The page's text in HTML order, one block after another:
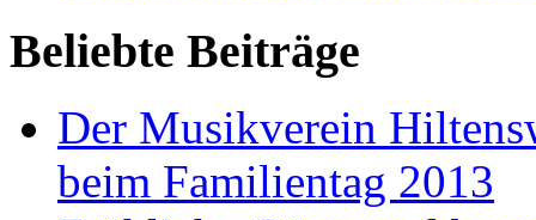
Beliebte Beiträge
Der Musikverein
beim Familientag 2013